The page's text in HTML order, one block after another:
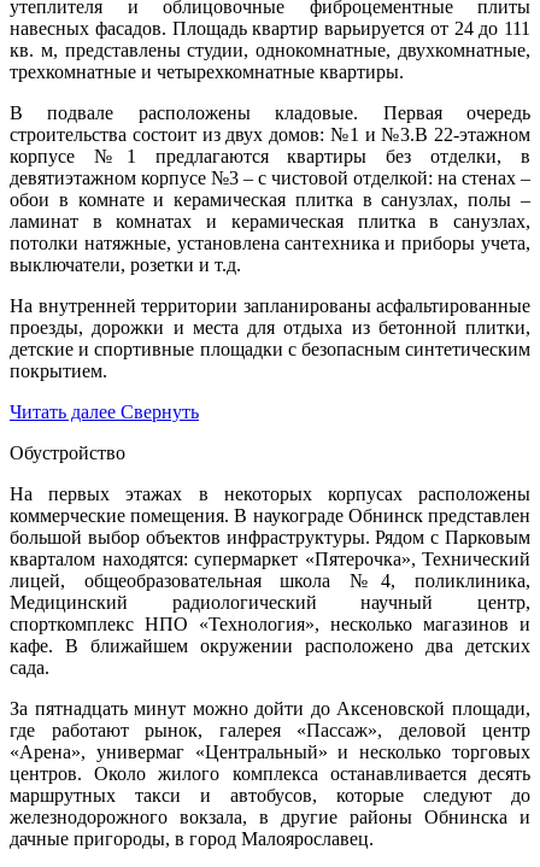
утеплителя и облицовочные фиброцементные плиты
навесных фасадов. Площадь квартир варьируется от 24 до 111
кв. м, представлены студии, однокомнатные, двухкомнатные,
трехкомнатные и четырехкомнатные квартиры.
В подвале расположены кладовые. Первая очередь
строительства состоит из двух домов: №1 и №3.В 22-этажном
корпусе №1 предлагаются квартиры без отделки, в
девятиэтажном корпусе №3 – с чистовой отделкой: на стенах –
обои в комнате и керамическая плитка в санузлах, полы –
ламинат в комнатах и керамическая плитка в санузлах,
потолки натяжные, установлена сантехника и приборы учета,
выключатели, розетки и т.д.
На внутренней территории запланированы асфальтированные
проезды, дорожки и места для отдыха из бетонной плитки,
детские и спортивные площадки с безопасным синтетическим
покрытием.
Читать далее Свернуть
Обустройство
На первых этажах в некоторых корпусах расположены
коммерческие помещения. В наукограде Обнинск представлен
большой выбор объектов инфраструктуры. Рядом с Парковым
кварталом находятся: супермаркет «Пятерочка», Технический
лицей, общеобразовательная школа №4, поликлиника,
Медицинский радиологический научный центр,
спорткомплекс НПО «Технология», несколько магазинов и
кафе. В ближайшем окружении расположено два детских
сада.
За пятнадцать минут можно дойти до Аксеновской площади,
где работают рынок, галерея «Пассаж», деловой центр
«Арена», универмаг «Центральный» и несколько торговых
центров. Около жилого комплекса останавливается десять
маршрутных такси и автобусов, которые следуют до
железнодорожного вокзала, в другие районы Обнинска и
дачные пригороды, в город Малоярославец.